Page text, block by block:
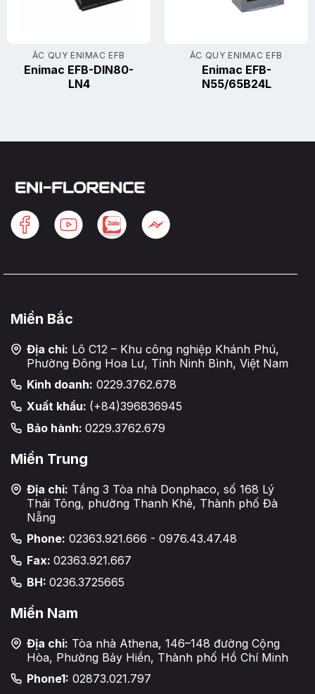
ẮC QUY ENIMAC EFB
Enimac EFB-DIN80-
LN4
ẮC QUY ENIMAC EFB
Enimac EFB-
N55/65B24L
Miền Bắc
Địa chỉ: Lô C12 – Khu công nghiệp Khánh Phú,
Phường Đông Hoa Lư, Tỉnh Ninh Bình, Việt Nam
Kinh doanh: 0229.3762.678
Xuất khẩu: (+84)396836945
Bảo hành: 0229.3762.679
Miền Trung
Địa chỉ: Tầng 3 Tòa nhà Donphaco, số 168 Lý
Thái Tông, phường Thanh Khê, Thành phố Đà
Nẵng
Phone: 02363.921.666 - 0976.43.47.48
Fax: 02363.921.667
BH: 0236.3725665
Miền Nam
Địa chỉ: Tòa nhà Athena, 146–148 đường Cộng
Hòa, Phường Bảy Hiền, Thành phố Hồ Chí Minh
Phone1: 02873.021.797